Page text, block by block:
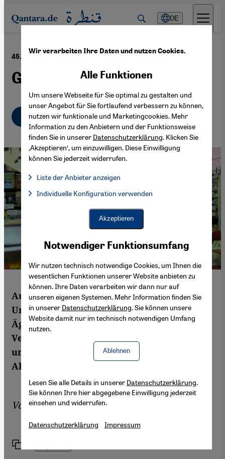
Direkt zum Inhalt springen
DE
45. Internationale Buchmesse in Kairo 2014 ·03.02.2014
Gähnende Leere
Deutsch English عربي
Aus Furcht vor neuen gewaltsamen
Unruhen und Anschlägen bleiben viele
Ägypter der diesjährigen Buchmesse fern.
Verleger beklagen unzumutbare Zustände
und Planlosigkeit. Eindrücke von Amira El
Ahl aus Kairo
VonAmira El Ahl
Wir verarbeiten Ihre Daten und nutzen Cookies.
Notwendiger Funktionsumfang
Wir nutzen technisch notwendige Cookies, um Ihnen die
wesentlichen Funktionen unserer Website anbieten zu
können. Ihre Daten verarbeiten wir dann nur auf
unseren eigenen Systemen. Mehr Information finden Sie
in unserer Datenschutzerklärung. Sie können unsere
Website damit nur im technisch notwendigen Umfang
nutzen.
Ablehnen
Alle Funktionen
Um unsere Webseite für Sie optimal zu gestalten und
unser Angebot für Sie fortlaufend verbessern zu können,
nutzen wir funktionale und Marketingcookies. Mehr
Information zu den Anbietern und der Funktionsweise
finden Sie in unserer Datenschutzerklärung. Klicken Sie
‚Akzeptieren‘, um einzuwilligen. Diese Einwilligung
können Sie jederzeit widerrufen.
Liste der Anbieter anzeigen
Facebook Embed / Facebook Connect, Google Maps Embed,
Facebook Embed / Facebook Connect
Google Maps Embed
Individuelle Konfiguration verwenden
Akzeptieren
Lesen Sie alle Details in unserer Datenschutzerklärung.
Sie können Ihre hier abgegebene Einwilligung jederzeit
einsehen und widerrufen.
Datenschutzerklärung Impressum